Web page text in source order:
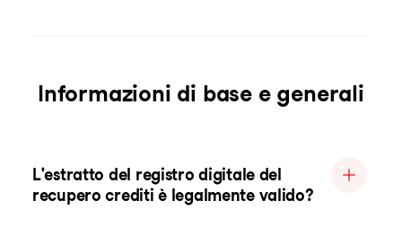
Informazioni di base e generali
L'estratto del registro digitale del
recupero crediti è legalmente valido?